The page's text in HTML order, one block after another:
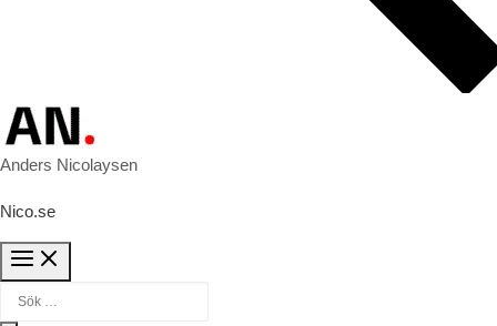
Anders Nicolaysen
Nico.se